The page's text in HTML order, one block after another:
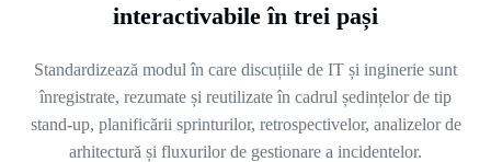
interactivabile în trei pași
Standardizează modul în care discuțiile de IT și inginerie sunt
înregistrate, rezumate și reutilizate în cadrul ședințelor de tip
stand-up, planificării sprinturilor, retrospectivelor, analizelor de
arhitectură și fluxurilor de gestionare a incidentelor.